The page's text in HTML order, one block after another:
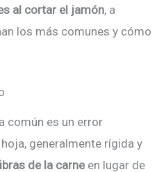
al cortar el jamón, a
los más comunes y cómo
común es un error
generalmente rígida y
de la carne en lugar de